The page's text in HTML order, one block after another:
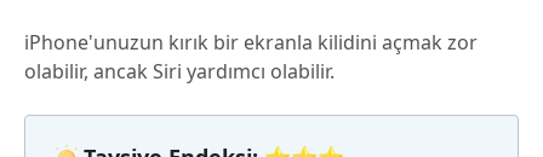
iPhone'unuzun kırık bir ekranla kilidini açmak zor
olabilir, ancak Siri yardımcı olabilir.